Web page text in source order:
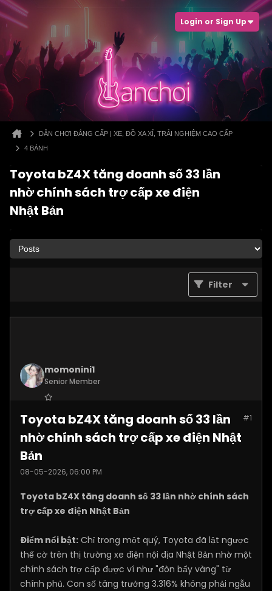
Login or Sign Up
DÂN CHƠI ĐẲNG CẤP | XE, ĐỒ XA XỈ, TRẢI NGHIỆM CAO CẤP
4 BÁNH
Toyota bZ4X tăng doanh số 33 lần
nhờ chính sách trợ cấp xe điện
Nhật Bản
Filter
momonini1
Senior Member
Posts: 5399 #1
Toyota bZ4X tăng doanh số 33 lần
nhờ chính sách trợ cấp xe điện Nhật
Bản
08-05-2026, 06:00 PM
Toyota bZ4X tăng doanh số 33 lần nhờ chính sách
trợ cấp xe điện Nhật Bản
Điểm nổi bật: Chỉ trong một quý, Toyota đã lật ngược
thế cờ trên thị trường xe điện nội địa Nhật Bản nhờ một
chính sách trợ cấp được ví như "đòn bẩy vàng" từ
chính phủ. Con số tăng trưởng 3.316% không phải ngẫu